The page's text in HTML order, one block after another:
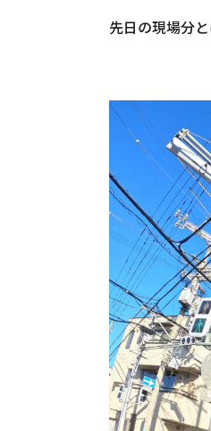
先日の現場分